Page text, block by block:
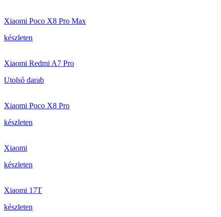
Xiaomi Poco X8 Pro Max
készleten
Xiaomi Redmi A7 Pro
Utolsó darab
Xiaomi Poco X8 Pro
készleten
Xiaomi
készleten
Xiaomi 17T
készleten